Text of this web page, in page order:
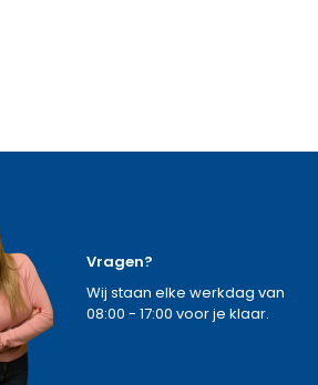
Vragen?
Wij staan elke werkdag van
08:00 - 17:00 voor je klaar.